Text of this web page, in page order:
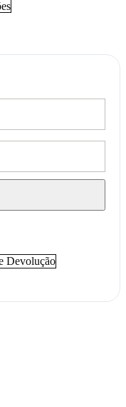
Devolução